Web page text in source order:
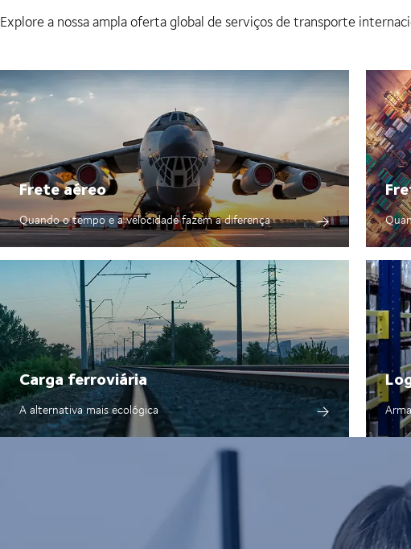
Explore a nossa ampla oferta global de serviços de transporte
Frete aéreo
Quando o tempo e a velocidade fazem a diferença
Carga ferroviária
A alternativa mais ecológica